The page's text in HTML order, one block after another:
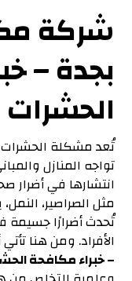
شركة
بجدة –
الحشرات
تُعد مشكلة
تواجه المنازل
انتشارها في أضرار
مثل الصراصير،
تُحدث أضرارًا جسيمة
الأفراد. ومن هنا
–خبراء مكافحة